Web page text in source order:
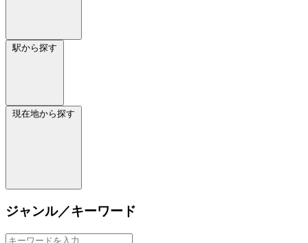
駅から探す
現在地から探す
ジャンル／キーワード